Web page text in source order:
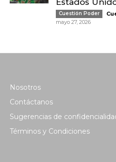
Estados
Cuestión Poder
mayo 27, 2026
Nosotros
Contáctanos
Sugerencias de
Términos y Condiciones